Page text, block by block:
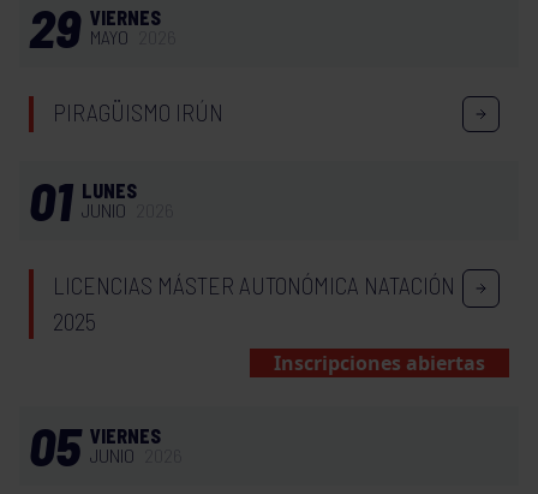
29 VIERNES
MAYO
PIRAGÜISMO IRÚN
01 LUNES
JUNIO
LICENCIAS MÁSTER AUTONÓMICA NATACIÓN
2025
Inscripciones abiertas
05 VIERNES
JUNIO